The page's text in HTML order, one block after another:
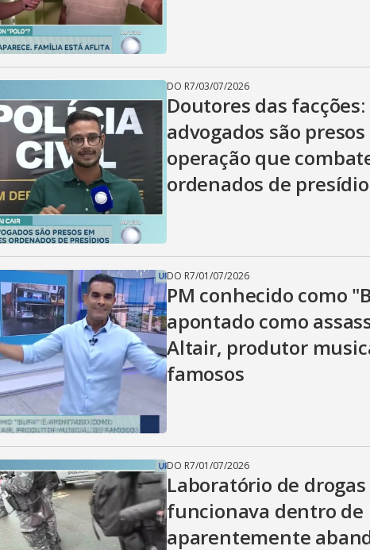
i
d
e
o
DO R7/03/07/2026
Doutores das facções:
advogados são
operação que
ordenados de
DO R7/01/07/2026
PM conhecido como
apontado como
Altair, produtor
famosos
DO R7/01/07/2026
Laboratório de
funcionava dentro de
aparentemente